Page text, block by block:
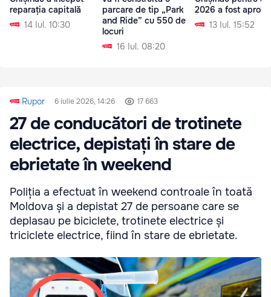
reparația capitală
14 Iul. 10:30
parcare de tip „Park
and Ride” cu 550 de
locuri
16 Iul. 08:20
2026 a fost
13 Iul. 15:52
Rupor 6 iulie 2026, 14:26 17 663
27 de conducători de trotinete
electrice, depistați în stare de
ebrietate în weekend
Poliția a efectuat în weekend controale în toată
Moldova și a depistat 27 de persoane care se
deplasau pe biciclete, trotinete electrice și
triciclete electrice, fiind în stare de ebrietate.